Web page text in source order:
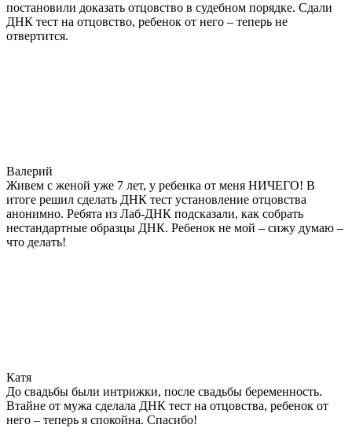
постановили доказать отцовство в судебном порядке. Сдали
ДНК тест на отцовство, ребенок от него – теперь не
отвертится.
Валерий
Живем с женой уже 7 лет, у ребенка от меня НИЧЕГО! В
итоге решил сделать ДНК тест установление отцовства
анонимно. Ребята из Лаб-ДНК подсказали, как собрать
нестандартные образцы ДНК. Ребенок не мой – сижу думаю –
что делать!
Катя
До свадьбы были интрижки, после свадьбы беременность.
Втайне от мужа сделала ДНК тест на отцовства, ребенок от
него – теперь я спокойна. Спасибо!